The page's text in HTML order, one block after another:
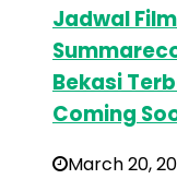
Jadwal
Bekasi
Coming
March 20,